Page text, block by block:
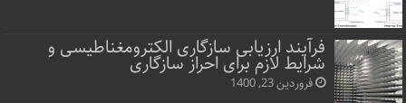
فرآیند ارزیابی سازگاری الکترومغناطیسی و
شرایط لازم برای احراز سازگاری
فروردین 23, 1400